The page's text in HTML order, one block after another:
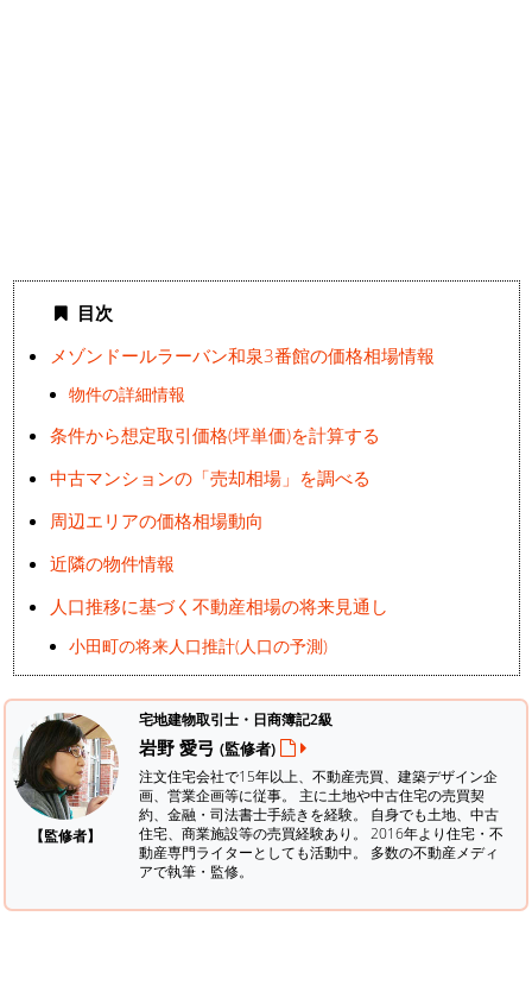
目次
メゾンドールラーバン和泉3番館の価格相場情報
物件の詳細情報
条件から想定取引価格(坪単価)を計算する
中古マンションの「売却相場」を調べる
周辺エリアの価格相場動向
近隣の物件情報
人口推移に基づく不動産相場の将来見通し
小田町の将来人口推計(人口の予測)
【監修者】
宅地建物取引士・日商簿記2級
岩野 愛弓 (監修者)
注文住宅会社で15年以上、不動産売買、建築デザイン企
画、営業企画等に従事。 主に土地や中古住宅の売買契
約、金融・司法書士手続きを経験。 自身でも土地、中古
住宅、商業施設等の売買経験あり。 2016年より住宅・不
動産専門ライターとしても活動中。 多数の不動産メディ
アで執筆・監修。